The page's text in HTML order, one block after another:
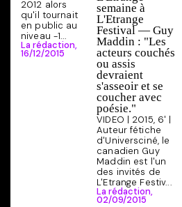
2012 alors
qu'il tournait
en public au
niveau -1...
La rédaction,
16/12/2015
semaine à
L'Etrange
Festival — Guy
Maddin : "Les
acteurs couchés
ou assis
devraient
s'asseoir et se
coucher avec
poésie."
VIDEO | 2015, 6' |
Auteur fétiche
d'Universciné, le
canadien Guy
Maddin est l'un
des invités de
L'Etrange Festiv...
La rédaction,
02/09/2015